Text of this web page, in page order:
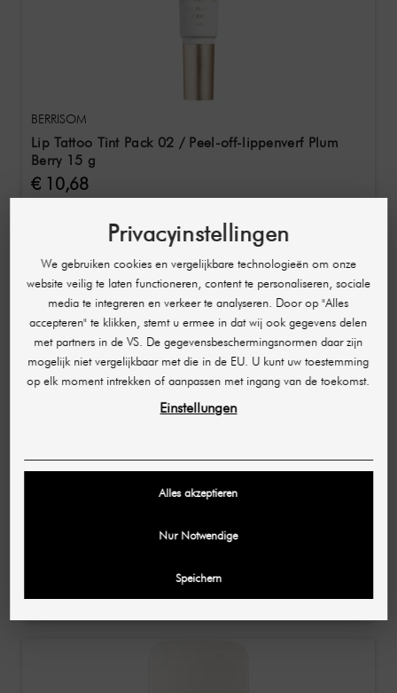
BERRISOM
Lip Tattoo Tint Pack 02 / Peel-off-lippenverf Plum
Berry 15 g
€ 10,68
Lip Tattoo Tint Pack 04 / Peel-off-lippenverf Brick
(712,00 € / Kg)
Privacyinstellingen
We gebruiken cookies en vergelijkbare technologieën om onze
website veilig te laten functioneren, content te personaliseren, sociale
media te integreren en verkeer te analyseren. Door op "Alles
accepteren" te klikken, stemt u ermee in dat wij ook gegevens delen
met partners in de VS. De gegevensbeschermingsnormen daar zijn
mogelijk niet vergelijkbaar met die in de EU. U kunt uw toestemming
op elk moment intrekken of aanpassen met ingang van de toekomst.
Einstellungen
Alles akzeptieren
Nur Notwendige
Speichern